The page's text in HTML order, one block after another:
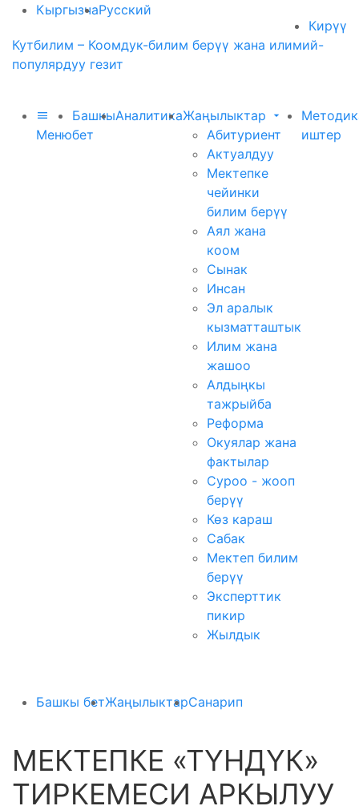
КыргызчаРусский
Кирүү
Кутбилим – Коомдук-билим берүү жана илимий-
популярдуу гезит
Меню
Башкы
бет
АналитикаЖаңылыктар
Абитуриент
Актуалдуу
Мектепке
чейинки
билим берүү
Аял жана
коом
Сынак
Инсан
Эл аралык
кызматташтык
Илим жана
жашоо
Алдыңкы
тажрыйба
Реформа
Окуялар жана
фактылар
Суроо - жооп
берүү
Көз караш
Сабак
Мектеп билим
берүү
Эксперттик
пикир
Жылдык
иштер
Башкы бетЖаңылыктарСанарип
МЕКТЕПКЕ «ТҮНДҮК»
ТИРКЕМЕСИ АРКЫЛУУ